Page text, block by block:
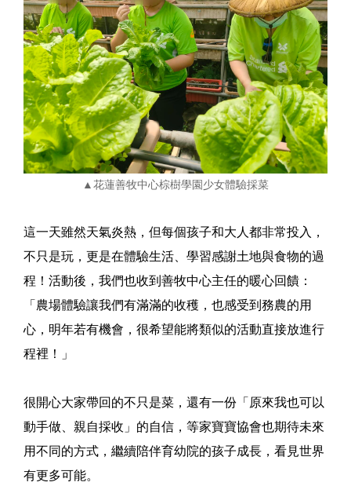
▲花蓮善牧中心棕樹學園少女體驗採菜
這一天雖然天氣炎熱，但每個孩子和大人都非常投入，
不只是玩，更是在體驗生活、學習感謝土地與食物的過
程！活動後，我們也收到善牧中心主任的暖心回饋：
「農場體驗讓我們有滿滿的收穫，也感受到務農的用
心，明年若有機會，很希望能將類似的活動直接放進行
程裡！」
很開心大家帶回的不只是菜，還有一份「原來我也可以
動手做、親自採收」的自信，等家寶寶協會也期待未來
用不同的方式，繼續陪伴育幼院的孩子成長，看見世界
有更多可能。